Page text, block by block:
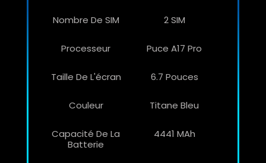
Nombre De SIM 2 SIM
Processeur Puce A17 Pro
Taille De L'écran 6.7 Pouces
Couleur Titane Bleu
Capacité De La
Batterie
4441 MAh